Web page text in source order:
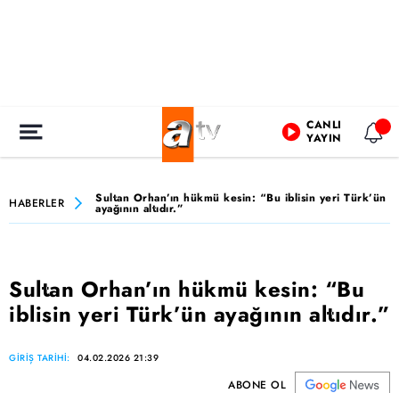
CANLI
YAYIN
HABERLER Sultan Orhan’ın hükmü kesin: “Bu iblisin yeri Türk’ün
ayağının altıdır.”
Sultan Orhan’ın hükmü kesin: “Bu
iblisin yeri Türk’ün ayağının altıdır.”
GİRİŞ TARİHİ: 04.02.2026 21:39
ABONE OL